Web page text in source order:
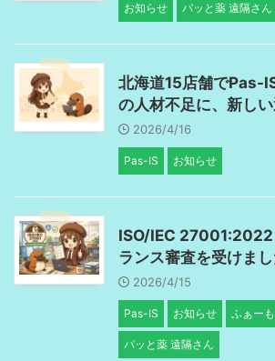
お知らせ パッと薬 遠隔さん
北海道15店舗でPas-
の人材不足に、新し
2026/4/16
Pas-IS お知らせ
ISO/IEC 27001:2022
ランス審査を受けまし
2026/4/15
Pas-IS お知らせ ふぁー
パッと薬 遠隔さん